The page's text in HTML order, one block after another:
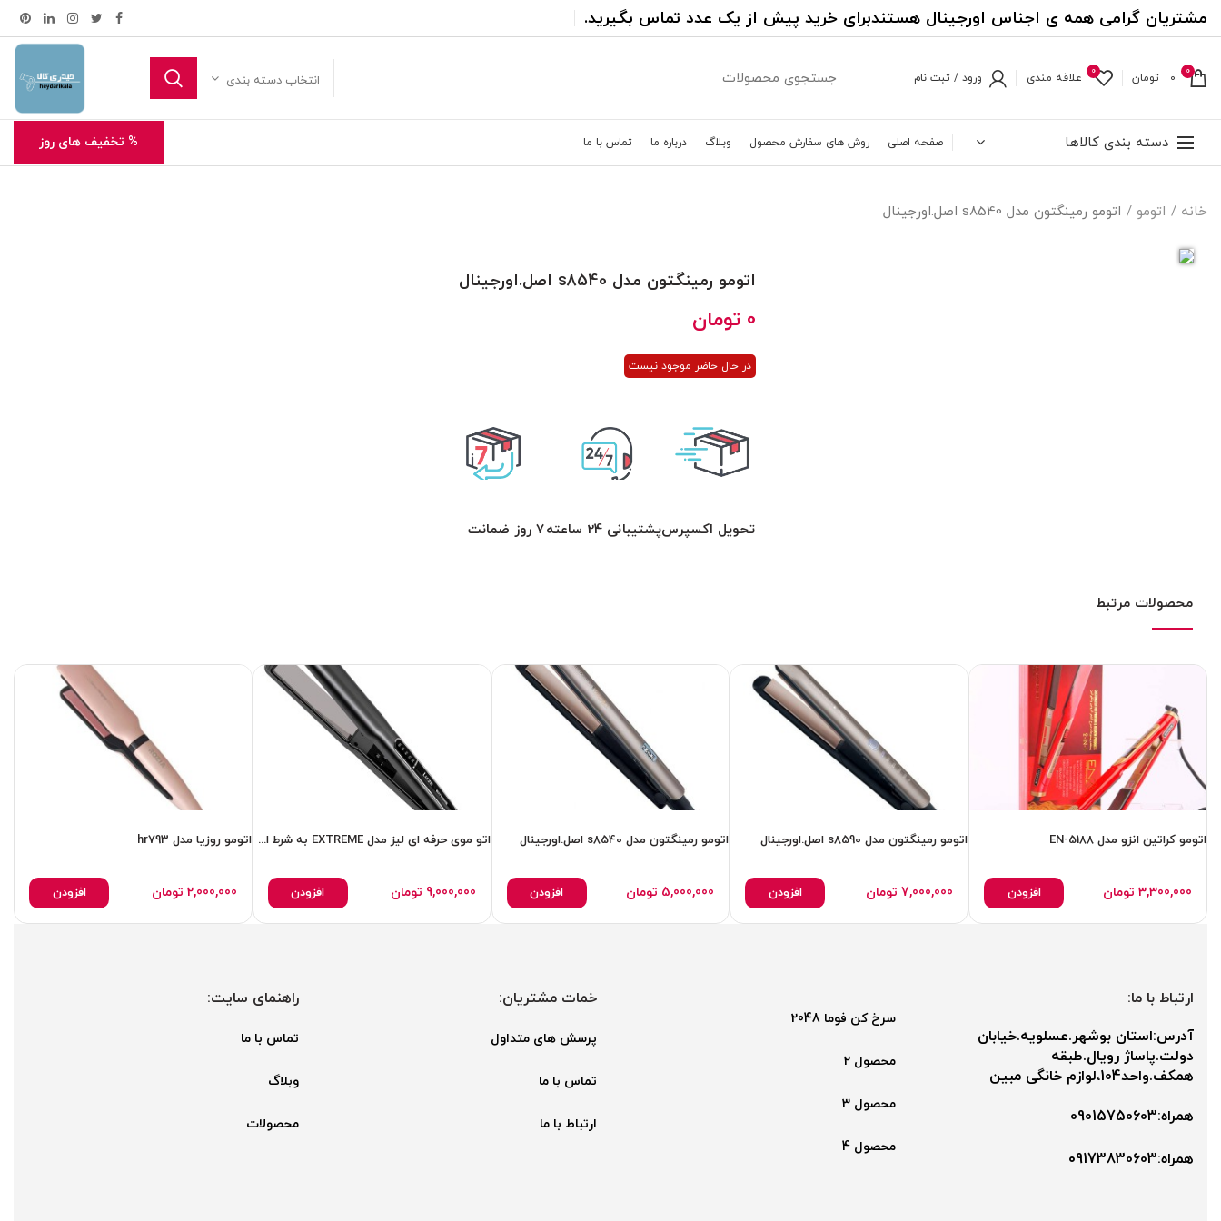
مشتریان گرامی همه ی اجناس اورجینال هستندبرای خرید پیش از یک عدد تماس بگیرید.
0
0 تومان 0 علاقه مندی ورود / ثبت نام انتخاب دسته بندی
دسته بندی کالاها صفحه اصلی روش های سفارش محصول وبلاگ درباره ما تماس با ما % تخفیف های روز
خانه اتومو اتومو رمینگتون مدل s8540 اصل.اورجینال
اتومو رمینگتون مدل s8540 اصل.اورجینال
0 تومان
در حال حاضر موجود نیست
تحویل اکسپرسپشتیبانی 24 ساعته 7 روز ضمانت
محصولات مرتبط
اتومو کراتین انزو مدل EN-5188
3,300,000 تومان افزودن
اتومو رمینگتون مدل s8590 اصل.اورجینال
7,000,000 تومان افزودن
اتومو رمینگتون مدل s8540 اصل.اورجینال
5,000,000 تومان افزودن
اتو موی حرفه ای لیز مدل EXTREME به شرط اصل با فاکتور
9,000,000 تومان افزودن
اتومو روزیا مدل hr793
2,000,000 تومان افزودن
ارتباط با ما:
آدرس:استان بوشهر.عسلویه.خیابان
دولت.پاساژ رویال.طبقه
همکف.واحد104،لوازم خانگی مبین
همراه:09015750603
همراه:۰9173830603
سرخ کن فوما 2048
محصول 2
محصول 3
محصول 4
خمات مشتریان:
پرسش های متداول
تماس با ما
ارتباط با ما
راهنمای سایت:
تماس با ما
وبلاگ
محصولات